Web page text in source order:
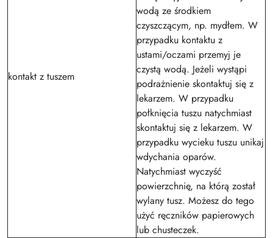
kontakt z tuszem
wodą ze środkiem
czyszczącym, np. mydłem. W
przypadku kontaktu z
ustami/oczami przemyj je
czystą wodą. Jeżeli wystąpi
podrażnienie skontaktuj się z
lekarzem. W przypadku
połknięcia tuszu natychmiast
skontaktuj się z lekarzem. W
przypadku wycieku tuszu unikaj
wdychania oparów.
Natychmiast wyczyść
powierzchnię, na którą został
wylany tusz. Możesz do tego
użyć ręczników papierowych
lub chusteczek.